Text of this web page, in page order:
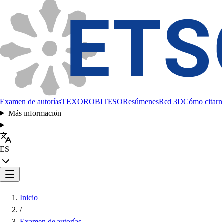
Examen de autoríasTEXOROBITESOResúmenesRed 3DCómo
Más información
ES
Inicio
/